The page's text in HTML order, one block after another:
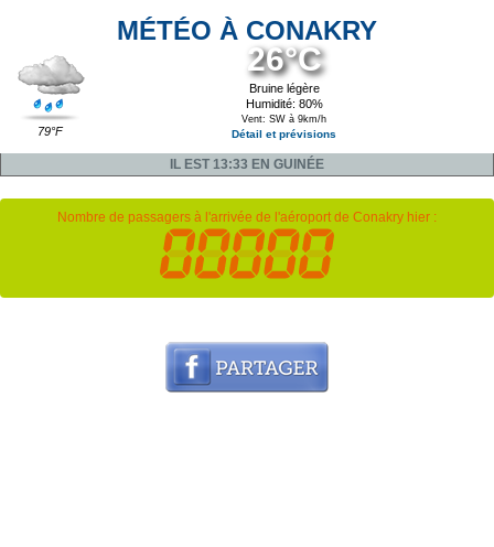
MÉTÉO À CONAKRY
79°F
26°C
Bruine légère
Humidité: 80%
Vent: SW à 9km/h
Détail et prévisions
IL EST 13:33 EN GUINÉE
Nombre de passagers à l'arrivée de l'aéroport de Conakry hier :